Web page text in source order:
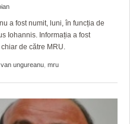
a fost numit, luni, în funcția de
Iohannis. Informația a fost
de către MRU.
ungureanu mru